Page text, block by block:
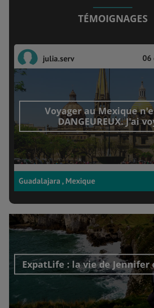
TÉMOIGNAGES
julia.serv 06
Voyager au Mexique
DANGEUREUX. J'ai
Guadalajara , Mexique
ExpatLife : la vie de Jennifer